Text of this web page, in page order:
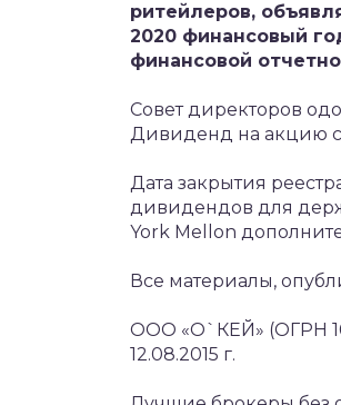
ритейлеров,
2020 финансовый
финансовой
Совет директоров
Дивиденд на акцию
Дата закрытия
дивидендов для
York Mellon
Все материалы,
ООО «О`КЕЙ» (ОГРН
12.08.2015 г.